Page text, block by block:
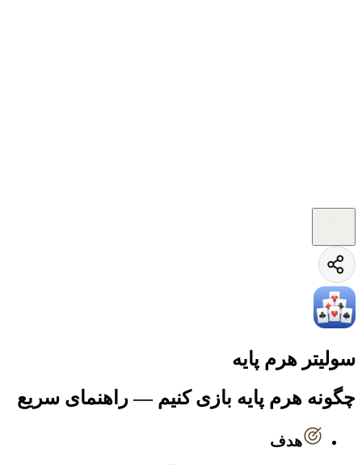
سولیتر هرم پایه
چگونه هرم پایه بازی کنیم — راهنمای سریع
هدف